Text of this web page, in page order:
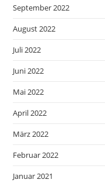
September 2022
August 2022
Juli 2022
Juni 2022
Mai 2022
April 2022
März 2022
Februar 2022
Januar 2021